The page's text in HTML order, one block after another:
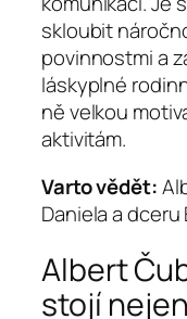
skloubit
povinnostmi a
láskyplné
ně velkou
aktivitám.
Varto vědět:
Daniela a dceru
Albert
stojí